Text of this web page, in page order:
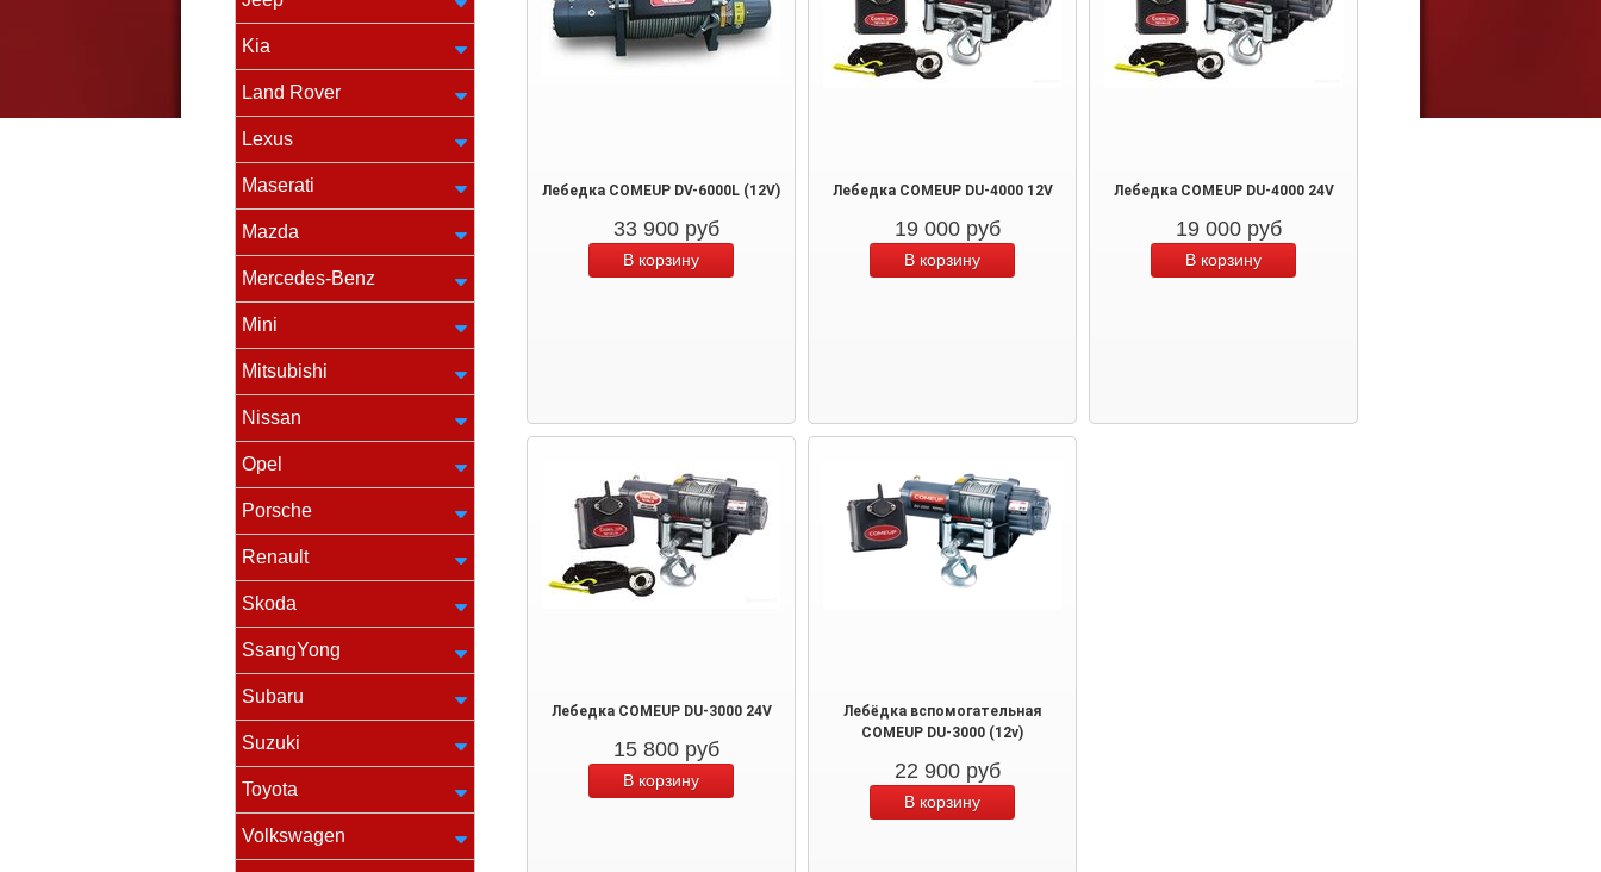
Kia
Land Rover
Lexus
Maserati
Mazda
Mercedes-Benz
Mini
Mitsubishi
Nissan
Opel
Porsche
Renault
Skoda
SsangYong
Subaru
Suzuki
Toyota
Volkswagen
Лебедка COMEUP DV-6000L (12V)
33 900 руб
Лебедка COMEUP DU-4000 12V
19 000 руб
Лебедка COMEUP DU-4000 24V
19 000 руб
Лебедка COMEUP DU-3000 24V
15 800 руб
Лебёдка вспомогательная
COMEUP DU-3000 (12v)
22 900 руб